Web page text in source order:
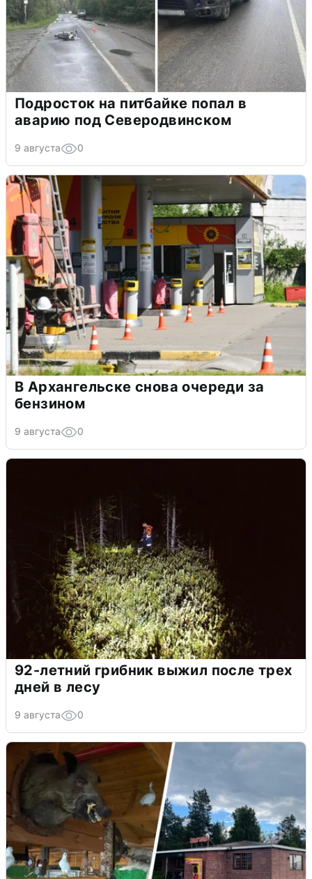
Подросток на питбайке попал в
аварию под Северодвинском
9 августа 0
В Архангельске снова очереди за
бензином
9 августа 0
92-летний грибник выжил после трех
дней в лесу
9 августа 0